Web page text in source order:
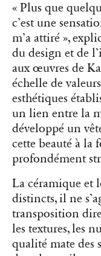
« Plus que
c’est une
m’a attiré »,
du design et de
aux œuvres de
échelle de
esthétiques
un lien entre la
développé un
cette beauté à la
profondément
La céramique et
distincts, il ne
transposition
les textures, les
qualité mate des